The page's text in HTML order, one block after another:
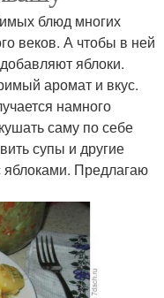
блюд многих
веков. А чтобы в ней
яблоки.
аромат и вкус.
намного
саму по себе
супы и другие
Предлагаю